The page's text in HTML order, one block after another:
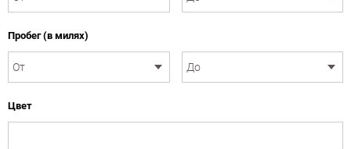
Пробег (в милях)
Цвет